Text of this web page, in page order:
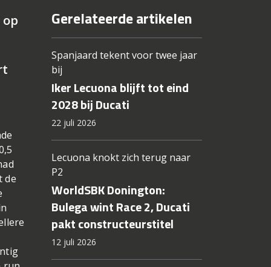
de
Gerelateerde artikelen
Spanjaard tekent voor twee jaar
bij
Iker Lecuona blijft tot eind
2028 bij Ducati
22 juli 2026
Lecuona knokt zich terug naar
P2
WorldSBK Donington:
Bulega wint Race 2, Ducati
pakt constructeurstitel
12 juli 2026